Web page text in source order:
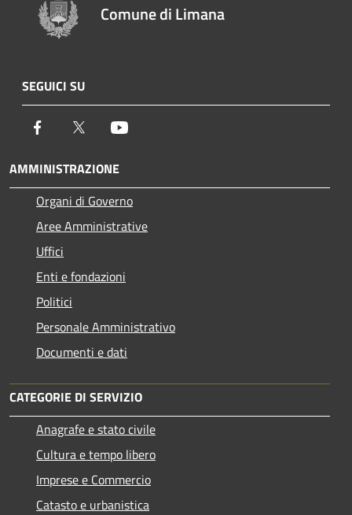
Comune di Limana
SEGUICI SU
Facebook Twitter
AMMINISTRAZIONE
Organi di Governo
Aree Amministrative
Uffici
Enti e fondazioni
Politici
Personale Amministrativo
Documenti e dati
CATEGORIE DI SERVIZIO
Anagrafe e stato civile
Cultura e tempo libero
Imprese e Commercio
Catasto e urbanistica